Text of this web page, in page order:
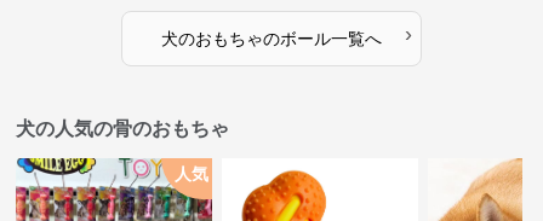
犬のおもちゃのボール一覧へ ›
犬の人気の骨のおもちゃ
人気